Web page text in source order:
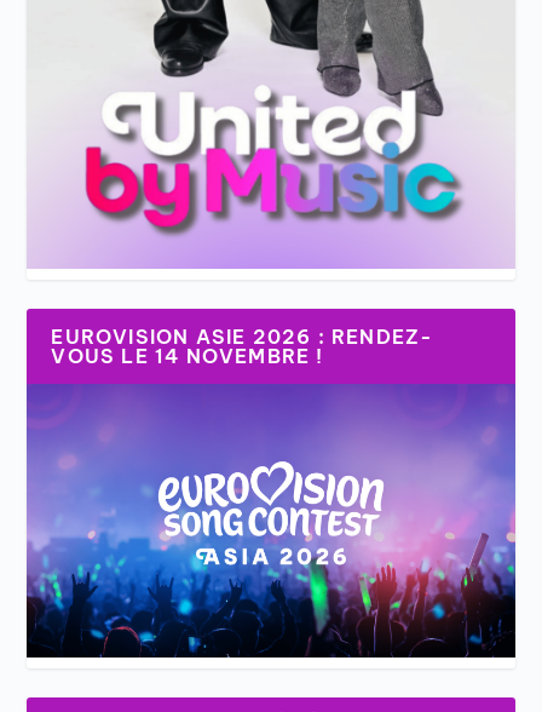
EUROVISION ASIE 2026 : RENDEZ-
VOUS LE 14 NOVEMBRE !